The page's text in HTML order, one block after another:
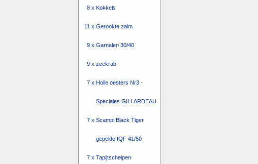
8 x Kokkels
11 x Gerookte zalm
9 x Garnalen 30/40
9 x zeekrab
7 x Holle oesters Nr3 -
Speciales GILLARDEAU
7 x Scampi Black Tiger
gepelde IQF 41/50
7 x Tapijtschelpen